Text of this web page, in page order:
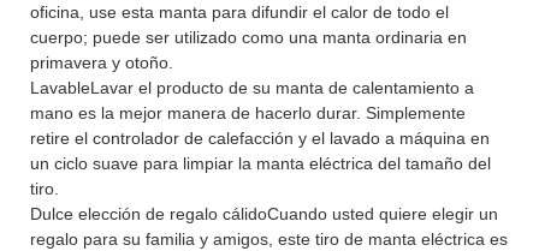
oficina, use esta manta para difundir el calor de todo el
cuerpo; puede ser utilizado como una manta ordinaria en
primavera y otoño.
LavableLavar el producto de su manta de calentamiento a
mano es la mejor manera de hacerlo durar. Simplemente
retire el controlador de calefacción y el lavado a máquina en
un ciclo suave para limpiar la manta eléctrica del tamaño del
tiro.
Dulce elección de regalo cálidoCuando usted quiere elegir un
regalo para su familia y amigos, este tiro de manta eléctrica es